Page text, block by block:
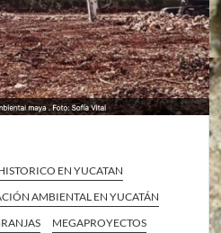
EN YUCATAN
AMBIENTAL EN YUCATÁN
MEGAPROYECTOS